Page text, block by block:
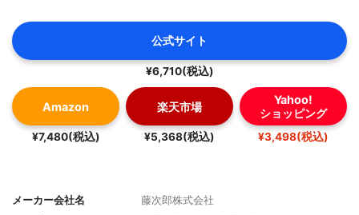
公式サイト
¥6,710(税込)
Amazon
¥7,480(税込)
楽天市場
¥5,368(税込)
Yahoo!
ショッピング
¥3,498(税込)
メーカー会社名
藤次郎株式会社